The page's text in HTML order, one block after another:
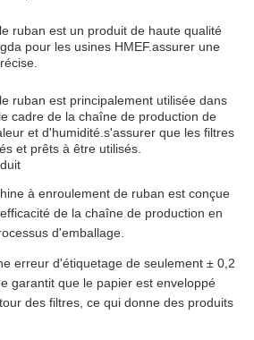
ruban est un produit de haute qualité
pour les usines HMEF.assurer une
ruban est principalement utilisée dans
cadre de la chaîne de production de
et d'humidité.s'assurer que les filtres
et prêts à être utilisés.
à enroulement de ruban est conçue
de la chaîne de production en
d'emballage.
erreur d'étiquetage de seulement ± 0,2
garantit que le papier est enveloppé
des filtres, ce qui donne des produits